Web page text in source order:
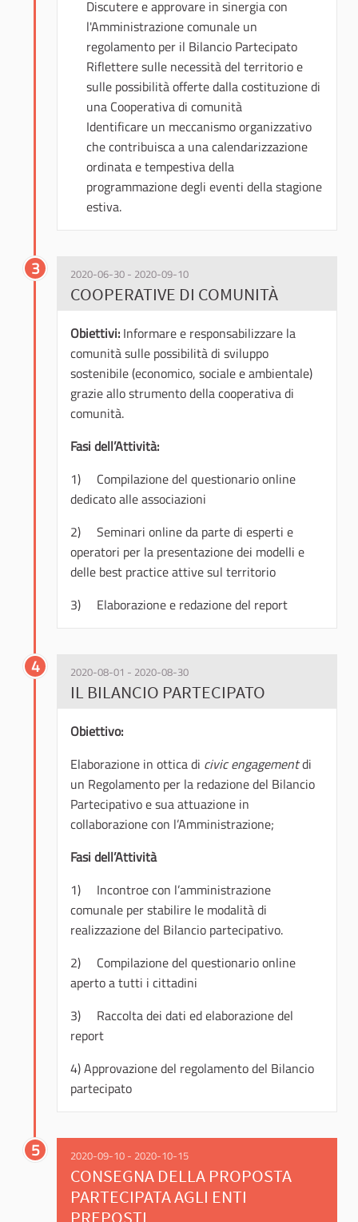
Discutere e approvare in sinergia con
l'Amministrazione comunale un
regolamento per il Bilancio Partecipato
Riflettere sulle necessità del territorio e
sulle possibilità offerte dalla costituzione di
una Cooperativa di comunità
Identificare un meccanismo organizzativo
che contribuisca a una calendarizzazione
ordinata e tempestiva della
programmazione degli eventi della stagione
estiva.
3 2020-06-30 - 2020-09-10
COOPERATIVE DI COMUNITÀ
Obiettivi: Informare e responsabilizzare la
comunità sulle possibilità di sviluppo
sostenibile (economico, sociale e ambientale)
grazie allo strumento della cooperativa di
comunità.
Fasi dell’Attività:
1) Compilazione del questionario online
dedicato alle associazioni
2) Seminari online da parte di esperti e
operatori per la presentazione dei modelli e
delle best practice attive sul territorio
3) Elaborazione e redazione del report
4 2020-08-01 - 2020-08-30
IL BILANCIO PARTECIPATO
Obiettivo:
Elaborazione in ottica di civic engagementdi
un Regolamento per la redazione del Bilancio
Partecipativo e sua attuazione in
collaborazione con l’Amministrazione;
Fasi dell’Attività
1) Incontroe con l’amministrazione
comunale per stabilire le modalità di
realizzazione del Bilancio partecipativo.
2) Compilazione del questionario online
aperto a tutti i cittadini
3) Raccolta dei dati ed elaborazione del
report
4) Approvazione del regolamento del Bilancio
partecipato
5 2020-09-10 - 2020-10-15
CONSEGNA DELLA PROPOSTA
PARTECIPATA AGLI ENTI
PREPOSTI